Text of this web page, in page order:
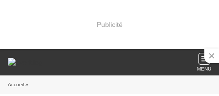
Publicité
MENU
Accueil »